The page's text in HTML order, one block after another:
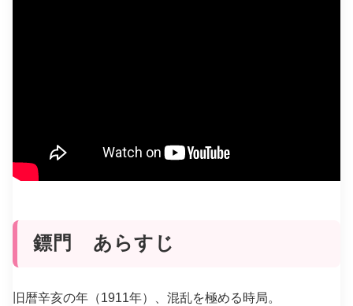
鏢門 あらすじ
旧暦辛亥の年（1911年）、混乱を極める時局。